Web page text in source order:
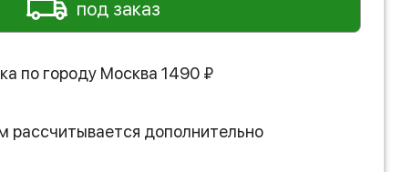
под заказ
по городу Москва 1490 ₽
рассчитывается дополнительно